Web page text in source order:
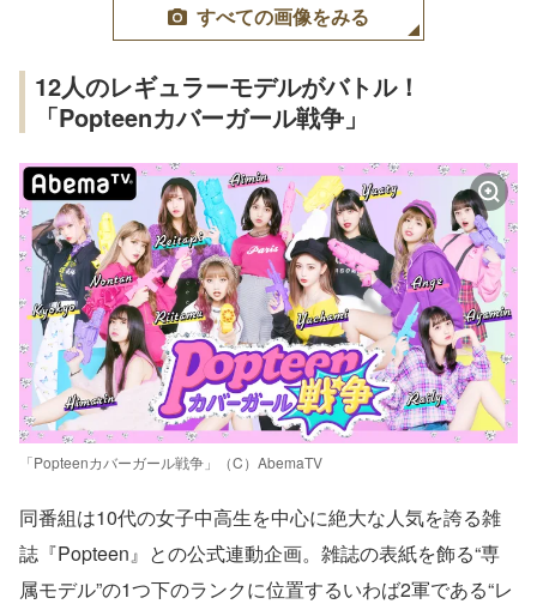
すべての画像をみる
12人のレギュラーモデルがバトル！
「Popteenカバーガール戦争」
「Popteenカバーガール戦争」（C）AbemaTV
同番組は10代の女子中高生を中心に絶大な人気を誇る雑
誌『Popteen』との公式連動企画。雑誌の表紙を飾る“専
属モデル”の1つ下のランクに位置するいわば2軍である“レ